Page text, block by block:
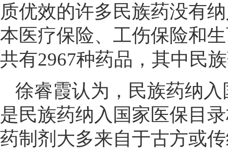
质优效的许多民族药没有
本医疗保险、工伤保险和
共有2967种药品，其中民
徐睿霞认为，民族药纳
是民族药纳入国家医保目
药制剂大多来自于古方或